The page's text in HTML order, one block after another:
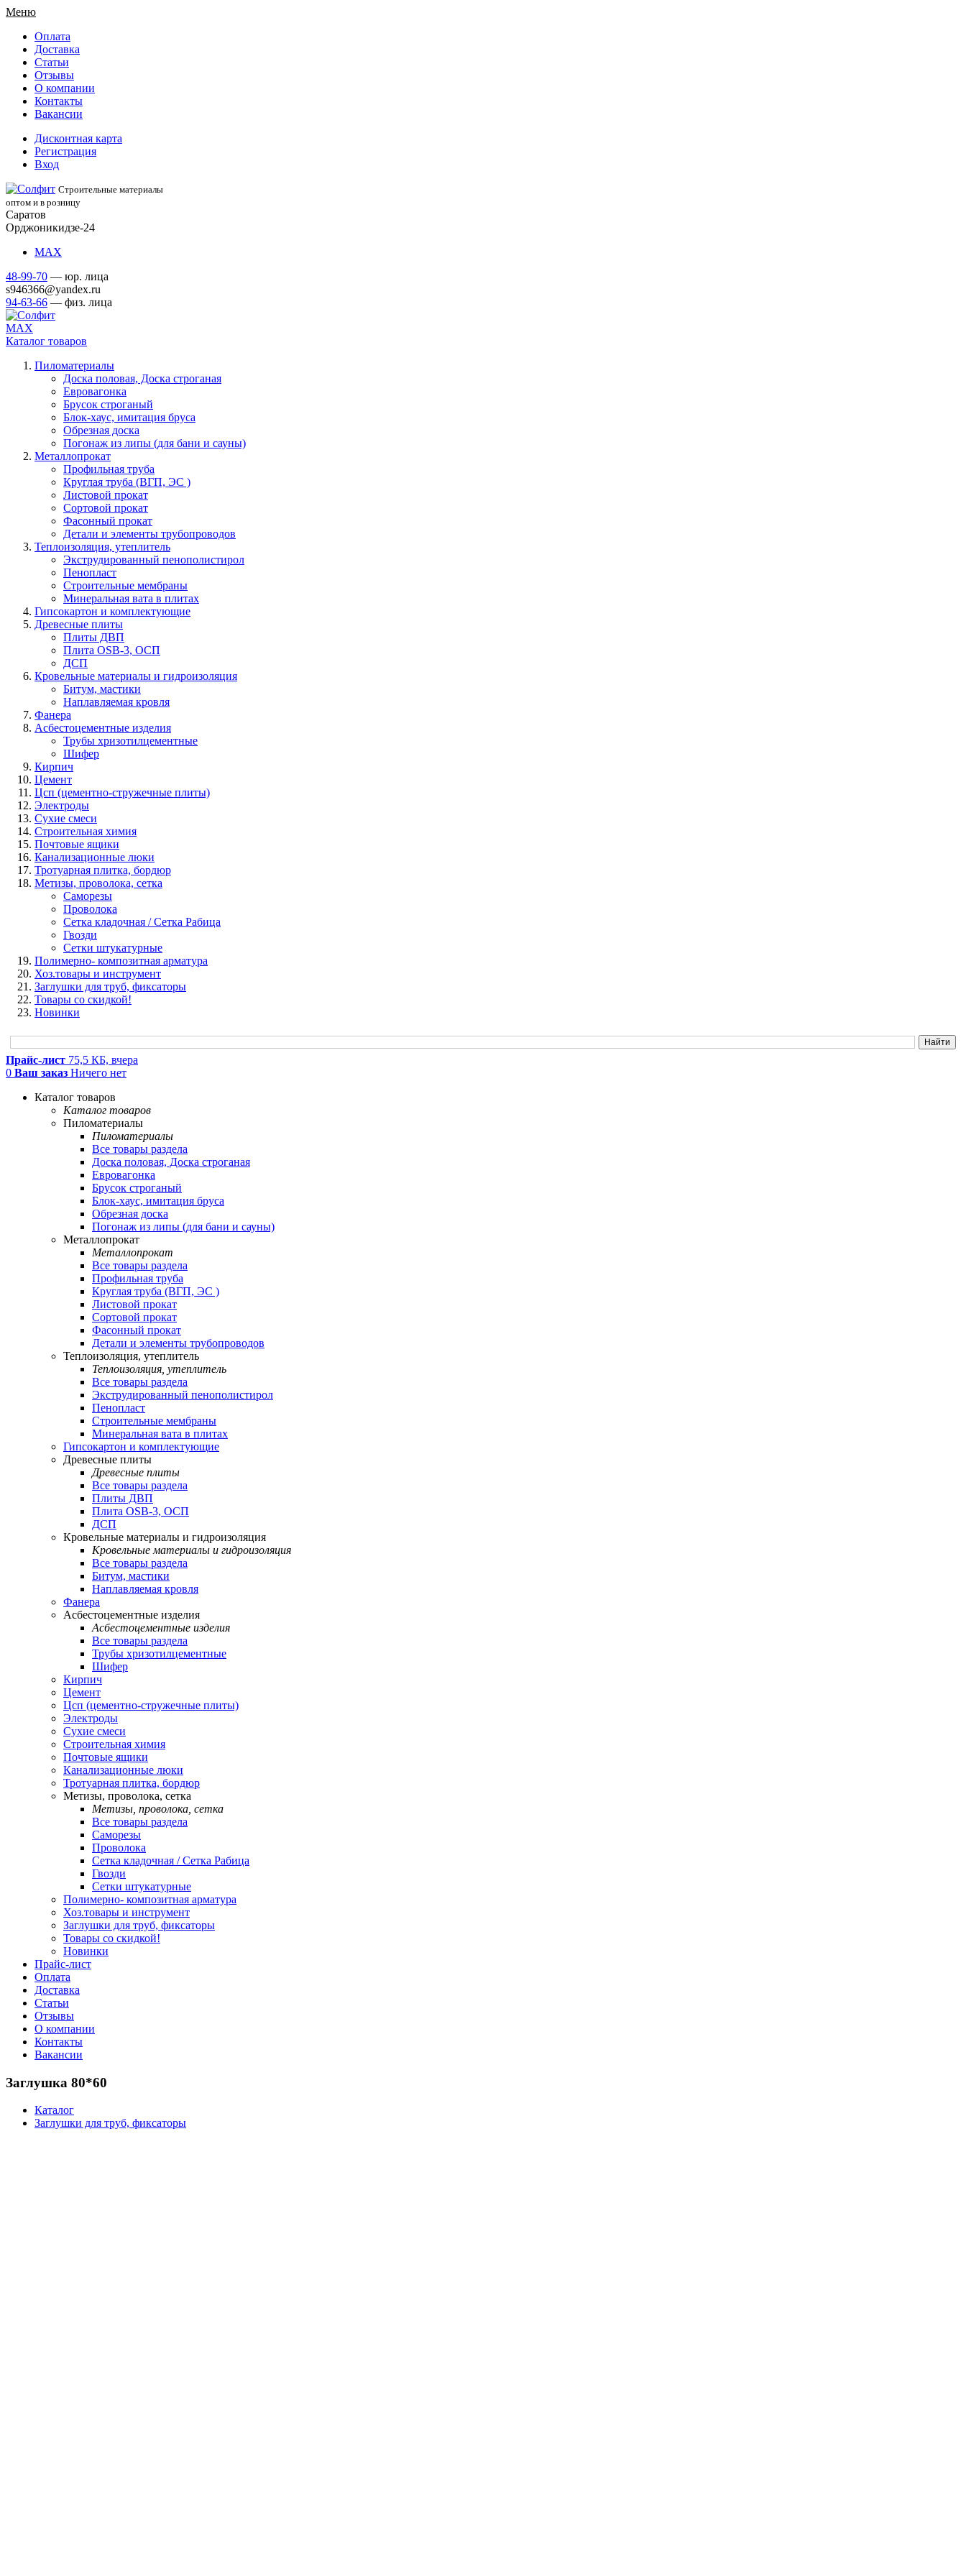
Меню
Оплата
Доставка
Статьи
Отзывы
О компании
Контакты
Вакансии
Дисконтная карта
Регистрация
Вход
Строительные материалы
оптом и в розницу
Саратов
Орджоникидзе-24
МАХ
48-99-70 — юр. лица
s946366@yandex.ru
94-63-66 — физ. лица
МАХ
Каталог товаров
Пиломатериалы
Доска половая, Доска строганая
Евровагонка
Брусок строганый
Блок-хаус, имитация бруса
Обрезная доска
Погонаж из липы (для бани и сауны)
Металлопрокат
Профильная труба
Круглая труба (ВГП, ЭС )
Листовой прокат
Сортовой прокат
Фасонный прокат
Детали и элементы трубопроводов
Теплоизоляция, утеплитель
Экструдированный пенополистирол
Пенопласт
Строительные мембраны
Минеральная вата в плитах
Гипсокартон и комплектующие
Древесные плиты
Плиты ДВП
Плита OSB-3, ОСП
ДСП
Кровельные материалы и гидроизоляция
Битум, мастики
Наплавляемая кровля
Фанера
Асбестоцементные изделия
Трубы хризотилцементные
Шифер
Кирпич
Цемент
Цсп (цементно-стружечные плиты)
Электроды
Сухие смеси
Строительная химия
Почтовые ящики
Канализационные люки
Тротуарная плитка, бордюр
Метизы, проволока, сетка
Саморезы
Проволока
Сетка кладочная / Сетка Рабица
Гвозди
Сетки штукатурные
Полимерно- композитная арматура
Хоз.товары и инструмент
Заглушки для труб, фиксаторы
Товары со скидкой!
Новинки
Прайс-лист 75,5 КБ, вчера
0 Ваш заказ Ничего нет
Каталог товаров
Каталог товаров
Пиломатериалы
Пиломатериалы
Все товары раздела
Доска половая, Доска строганая
Евровагонка
Брусок строганый
Блок-хаус, имитация бруса
Обрезная доска
Погонаж из липы (для бани и сауны)
Металлопрокат
Металлопрокат
Все товары раздела
Профильная труба
Круглая труба (ВГП, ЭС )
Листовой прокат
Сортовой прокат
Фасонный прокат
Детали и элементы трубопроводов
Теплоизоляция, утеплитель
Теплоизоляция, утеплитель
Все товары раздела
Экструдированный пенополистирол
Пенопласт
Строительные мембраны
Минеральная вата в плитах
Гипсокартон и комплектующие
Древесные плиты
Древесные плиты
Все товары раздела
Плиты ДВП
Плита OSB-3, ОСП
ДСП
Кровельные материалы и гидроизоляция
Кровельные материалы и гидроизоляция
Все товары раздела
Битум, мастики
Наплавляемая кровля
Фанера
Асбестоцементные изделия
Асбестоцементные изделия
Все товары раздела
Трубы хризотилцементные
Шифер
Кирпич
Цемент
Цсп (цементно-стружечные плиты)
Электроды
Сухие смеси
Строительная химия
Почтовые ящики
Канализационные люки
Тротуарная плитка, бордюр
Метизы, проволока, сетка
Метизы, проволока, сетка
Все товары раздела
Саморезы
Проволока
Сетка кладочная / Сетка Рабица
Гвозди
Сетки штукатурные
Полимерно- композитная арматура
Хоз.товары и инструмент
Заглушки для труб, фиксаторы
Товары со скидкой!
Новинки
Прайс-лист
Оплата
Доставка
Статьи
Отзывы
О компании
Контакты
Вакансии
Заглушка 80*60
Каталог
Заглушки для труб, фиксаторы